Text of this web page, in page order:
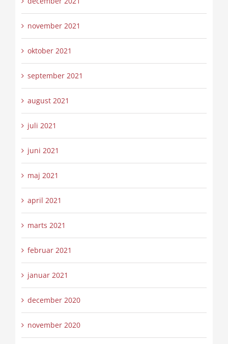
november 2021
oktober 2021
september 2021
august 2021
juli 2021
juni 2021
maj 2021
april 2021
marts 2021
februar 2021
januar 2021
december 2020
november 2020